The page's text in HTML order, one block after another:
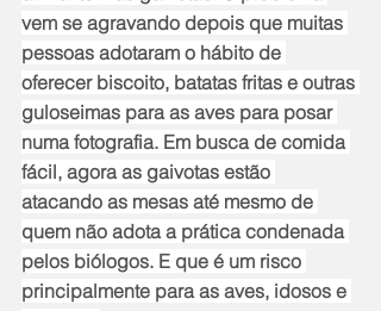
vem se agravando depois que muitas
pessoas adotaram o hábito de
oferecer biscoito, batatas fritas e outras
guloseimas para as aves para posar
numa fotografia. Em busca de comida
fácil, agora as gaivotas estão
atacando as mesas até mesmo de
quem não adota a prática condenada
pelos biólogos. E que é um risco
principalmente para as aves, idosos e